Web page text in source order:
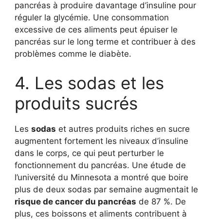
pancréas à produire davantage d’insuline pour
réguler la glycémie. Une consommation
excessive de ces aliments peut épuiser le
pancréas sur le long terme et contribuer à des
problèmes comme le diabète.
4. Les sodas et les
produits sucrés
Les sodas et autres produits riches en sucre
augmentent fortement les niveaux d’insuline
dans le corps, ce qui peut perturber le
fonctionnement du pancréas. Une étude de
l’université du Minnesota a montré que boire
plus de deux sodas par semaine augmentait le
risque de cancer du pancréas de 87 %. De
plus, ces boissons et aliments contribuent à